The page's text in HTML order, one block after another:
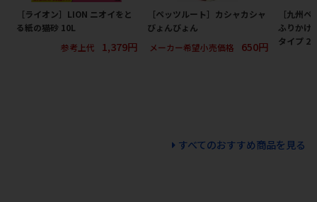
［ライオン］LION ニオイをと
る紙の猫砂 10L
参考上代
1,379円
［ペッツルート］カシャカシャ
びょんびょん
メーカー希望小売価格
650円
［九州
ふりかけ
タイプ
すべてのおすすめ商品を見る